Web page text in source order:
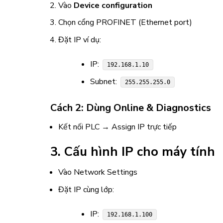
Vào Device configuration
Chọn cổng PROFINET (Ethernet port)
Đặt IP ví dụ:
IP: 192.168.1.10
Subnet: 255.255.255.0
Cách 2: Dùng Online & Diagnostics
Kết nối PLC → Assign IP trực tiếp
3. Cấu hình IP cho máy tính
Vào Network Settings
Đặt IP cùng lớp:
IP: 192.168.1.100